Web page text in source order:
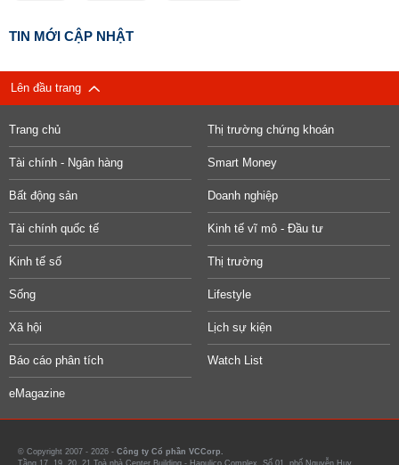
TIN MỚI CẬP NHẬT
Lên đầu trang
Trang chủ Thị trường chứng khoán
Tài chính - Ngân hàng Smart Money
Bất động sản Doanh nghiệp
Tài chính quốc tế Kinh tế vĩ mô - Đầu tư
Kinh tế số Thị trường
Sống Lifestyle
Xã hội Lịch sự kiện
Báo cáo phân tích Watch List
eMagazine
© Copyright 2007 - 2026 - Công ty Cổ phần VCCorp.
Tầng 17, 19, 20, 21 Toà nhà Center Building - Hapulico Complex, Số 01, phố Nguyễn Huy